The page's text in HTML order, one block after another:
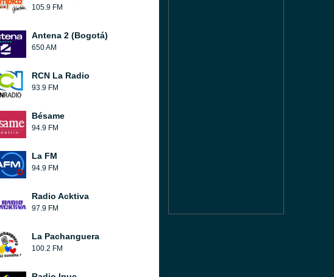
105.9 FM
Antena 2 (Bogotá)
650 AM
RCN La Radio
93.9 FM
Bésame
94.9 FM
La FM
94.9 FM
Radio Acktiva
97.9 FM
La Pachanguera
100.2 FM